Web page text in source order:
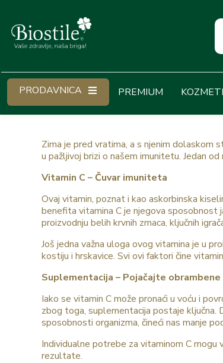
PRODAVNICA PREMIUM
Zima je pred vratima, a s njenim dolaskom
u pažljivoj brizi o našem imunitetu. Jedan
Vitamin C – Čuvar imuniteta
Ovaj vitamin, poznat i kao askorbinska
benefita vitamina C je njegova sposobnost
proizvodnju belih krvnih zrnaca, ključnih
Još jedna važna uloga ovog vitamina je u
kostiju i hrskavice. Svi ovi faktori čine
Suplementacija – Pojačajte
Iako se vitamin C može pronaći u voću i
zbog toga, suplementacija postaje ključna.
sposobnosti organizma, čineći nas manje
Individualne potrebe za vitaminom C
rezultate.